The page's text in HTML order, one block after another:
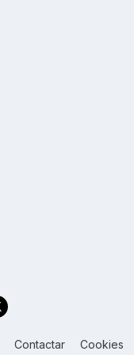
Contactar Cookies